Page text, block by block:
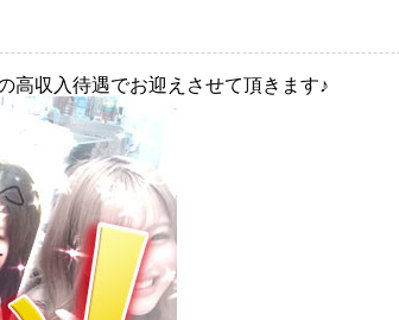
高収入待遇でお迎えさせて頂きます♪